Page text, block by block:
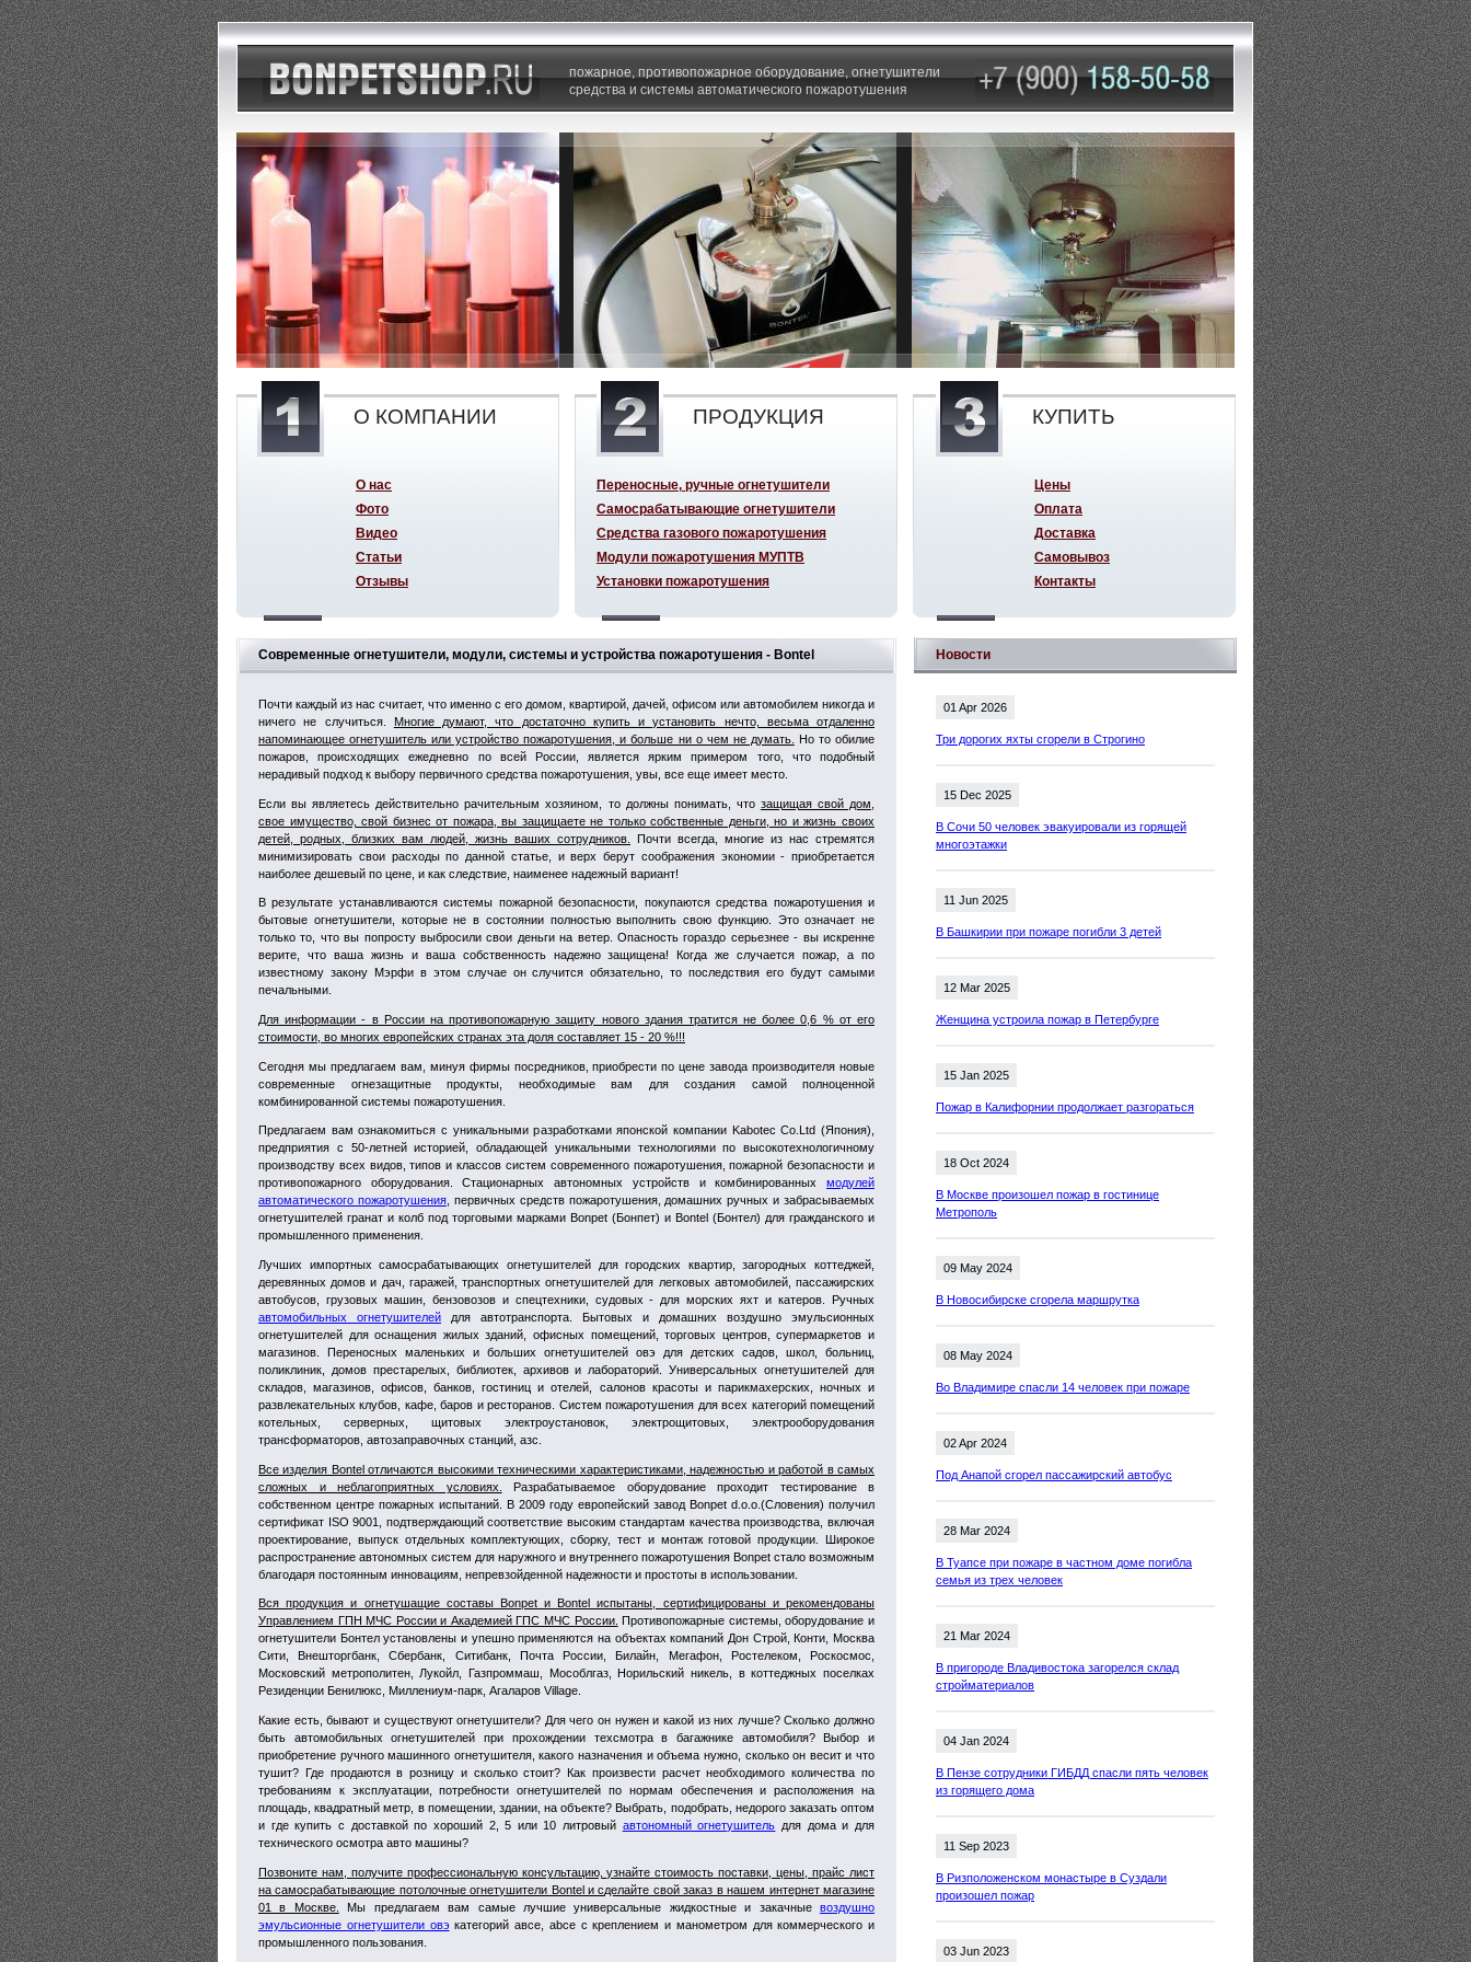
Современные огнетушители, модули, системы и устройства пожаротушения - Bontel
Почти каждый из нас считает, что именно с его домом, квартирой, дачей, офисом или автомобилем никогда и
ничего не случиться.
Многие думают, что достаточно купить и установить нечто, весьма отдаленно
напоминающее огнетушитель или устройство пожаротушения, и больше ни о чем не думать.
Но то обилие
пожаров, происходящих ежедневно по всей России, является ярким примером того, что подобный
нерадивый подход к выбору первичного средства пожаротушения, увы, все еще имеет место.
Если вы являетесь действительно рачительным хозяином, то должны понимать, что защищая свой дом,
свое имущество, свой бизнес от пожара, вы защищаете не только собственные деньги, но и жизнь своих
детей, родных, близких вам людей, жизнь ваших сотрудников.
Почти всегда, многие из нас стремятся
минимизировать свои расходы по данной статье, и верх берут соображения экономии - приобретается
наиболее дешевый по цене, и как следствие, наименее надежный вариант!
В результате устанавливаются системы пожарной безопасности, покупаются средства пожаротушения и
бытовые огнетушители, которые не в состоянии полностью выполнить свою функцию. Это означает не
только то, что вы попросту выбросили свои деньги на ветер. Опасность гораздо серьезнее - вы искренне
верите, что ваша жизнь и ваша собственность надежно защищена! Когда же случается пожар, а по
известному закону Мэрфи в этом случае он случится обязательно, то последствия его будут самыми
печальными.
Для информации - в России на противопожарную защиту нового здания тратится не более 0,6 % от его
стоимости, во многих европейских странах эта доля составляет 15 - 20 %!!!
Сегодня мы предлагаем вам, минуя фирмы посредников, приобрести по цене завода производителя новые
современные огнезащитные продукты, необходимые вам для создания самой полноценной
комбинированной системы пожаротушения.
Предлагаем вам ознакомиться с уникальными разработками японской компании Kabotec Co.Ltd (Япония),
предприятия с 50-летней историей, обладающей уникальными технологиями по высокотехнологичному
производству всех видов, типов и классов систем современного пожаротушения, пожарной безопасности и
противопожарного оборудования. Стационарных автономных устройств и комбинированных модулей
автоматического пожаротушения, первичных средств пожаротушения, домашних ручных и забрасываемых
огнетушителей гранат и колб под торговыми марками Bonpet (Бонпет) и Bontel (Бонтел) для гражданского и
промышленного применения.
Лучших импортных самосрабатывающих огнетушителей для городских квартир, загородных коттеджей,
деревянных домов и дач, гаражей, транспортных огнетушителей для легковых автомобилей, пассажирских
автобусов, грузовых машин, бензовозов и спецтехники, судовых - для морских яхт и катеров. Ручных
автомобильных огнетушителей для автотранспорта. Бытовых и домашних воздушно эмульсионных
огнетушителей для оснащения жилых зданий, офисных помещений, торговых центров, супермаркетов и
магазинов. Переносных маленьких и больших огнетушителей овэ для детских садов, школ, больниц,
поликлиник, домов престарелых, библиотек, архивов и лабораторий. Универсальных огнетушителей для
складов, магазинов, офисов, банков, гостиниц и отелей, салонов красоты и парикмахерских, ночных и
развлекательных клубов, кафе, баров и ресторанов. Систем пожаротушения для всех категорий помещений
котельных, серверных, щитовых электроустановок, электрощитовых, электрооборудования
трансформаторов, автозаправочных станций, азс.
Все изделия Bontel отличаются высокими техническими характеристиками, надежностью и работой в самых
сложных и неблагоприятных условиях.
Разрабатываемое оборудование проходит тестирование в
собственном центре пожарных испытаний. В 2009 году европейский завод Bonpet d.o.o.(Словения) получил
сертификат ISO 9001, подтверждающий соответствие высоким стандартам качества производства, включая
проектирование, выпуск отдельных комплектующих, сборку, тест и монтаж готовой продукции. Широкое
распространение автономных систем для наружного и внутреннего пожаротушения Bonpet стало возможным
благодаря постоянным инновациям, непревзойденной надежности и простоты в использовании.
Вся продукция и огнетушащие составы Bonpet и Bontel испытаны, сертифицированы и рекомендованы
Управлением ГПН МЧС России и Академией ГПС МЧС России.
Противопожарные системы, оборудование и
огнетушители Бонтел установлены и упешно применяются на объектах компаний Дон Строй, Конти, Москва
Сити, Внешторгбанк, Сбербанк, Ситибанк, Почта России, Билайн, Мегафон, Ростелеком, Роскосмос,
Московский метрополитен, Лукойл, Газпроммаш, Мособлгаз, Норильский никель, в коттеджных поселках
Резиденции Бенилюкс, Миллениум-парк, Агаларов Village.
Какие есть, бывают и существуют огнетушители? Для чего он нужен и какой из них лучше? Сколько должно
быть автомобильных огнетушителей при прохождении техсмотра в багажнике автомобиля? Выбор и
приобретение ручного машинного огнетушителя, какого назначения и объема нужно, сколько он весит и что
тушит? Где продаются в розницу и сколько стоит? Как произвести расчет необходимого количества по
требованиям к эксплуатации, потребности огнетушителей по нормам обеспечения и расположения на
площадь, квадратный метр, в помещении, здании, на объекте? Выбрать, подобрать, недорого заказать оптом
и где купить с доставкой по хороший 2, 5 или 10 литровый автономный огнетушитель для дома и для
технического осмотра авто машины?
Позвоните нам, получите профессиональную консультацию, узнайте стоимость поставки, цены, прайс лист
на самосрабатывающие потолочные огнетушители Bontel и сделайте свой заказ в нашем интернет магазине
01 в Москве.
Мы предлагаем вам самые лучшие универсальные жидкостные и закачныевоздушно
эмульсионные огнетушители овэ категорий авсе, abce с креплением и манометром для коммерческого и
промышленного пользования.
Новости
01 Apr 2026
Три дорогих яхты сгорели в Строгино
15 Dec 2025
В Сочи 50 человек эвакуировали из горящей
многоэтажки
11 Jun 2025
В Башкирии при пожаре погибли 3 детей
12 Mar 2025
Женщина устроила пожар в Петербурге
15 Jan 2025
Пожар в Калифорнии продолжает разгораться
18 Oct 2024
В Москве произошел пожар в гостинице
Метрополь
09 May 2024
В Новосибирске сгорела маршрутка
08 May 2024
Во Владимире спасли 14 человек при пожаре
02 Apr 2024
Под Анапой сгорел пассажирский автобус
28 Mar 2024
В Туапсе при пожаре в частном доме погибла
семья из трех человек
21 Mar 2024
В пригороде Владивостока загорелся склад
стройматериалов
04 Jan 2024
В Пензе сотрудники ГИБДД спасли пять человек
из горящего дома
11 Sep 2023
В Ризположенском монастыре в Суздали
произошел пожар
03 Jun 2023
пожарное, противопожарное оборудование, огнетушители
средства и системы автоматического пожаротушения
О КОМПАНИИ
О нас
Фото
Видео
Статьи
Отзывы
ПРОДУКЦИЯ
Переносные, ручные огнетушители
Самосрабатывающие огнетушители
Средства газового пожаротушения
Модули пожаротушения МУПТВ
Установки пожаротушения
КУПИТЬ
Цены
Оплата
Доставка
Самовывоз
Контакты